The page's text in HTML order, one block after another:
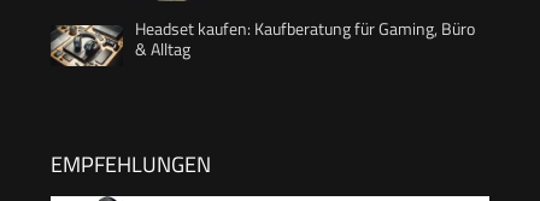
Headset kaufen: Kaufberatung für Gaming, Büro
& Alltag
EMPFEHLUNGEN